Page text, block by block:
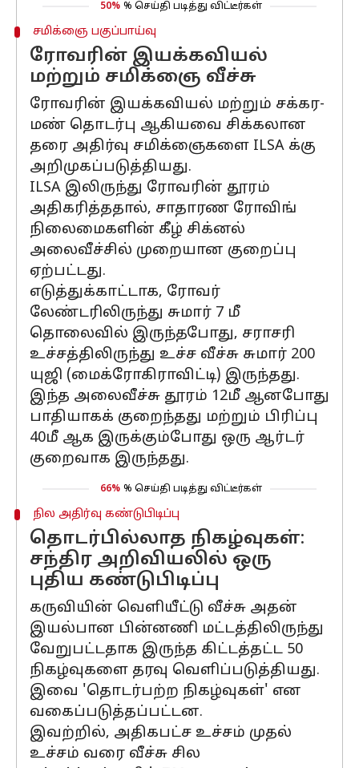
50% % செய்தி படித்து விட்டீர்கள்
சமிக்ஞை பகுப்பாய்வு
ரோவரின் இயக்கவியல்
மற்றும் சமிக்ஞை வீச்சு
ரோவரின் இயக்கவியல் மற்றும் சக்கர-
மண் தொடர்பு ஆகியவை சிக்கலான
தரை அதிர்வு சமிக்ஞைகளை ILSA க்கு
அறிமுகப்படுத்தியது.
ILSA இலிருந்து ரோவரின் தூரம்
அதிகரித்ததால், சாதாரண ரோவிங்
நிலைமைகளின் கீழ் சிக்னல்
அலைவீச்சில் முறையான குறைப்பு
ஏற்பட்டது.
எடுத்துக்காட்டாக, ரோவர்
லேண்டரிலிருந்து சுமார் 7 மீ
தொலைவில் இருந்தபோது, ​​சராசரி
உச்சத்திலிருந்து உச்ச வீச்சு சுமார் 200
யுஜி (மைக்ரோகிராவிட்டி) இருந்தது.
இந்த அலைவீச்சு தூரம் 12மீ ஆனபோது
பாதியாகக் குறைந்தது மற்றும் பிரிப்பு
40மீ ஆக இருக்கும்போது ஒரு ஆர்டர்
குறைவாக இருந்தது.
66% % செய்தி படித்து விட்டீர்கள்
நில அதிர்வு கண்டுபிடிப்பு
தொடர்பில்லாத நிகழ்வுகள்:
சந்திர அறிவியலில் ஒரு
புதிய கண்டுபிடிப்பு
கருவியின் வெளியீட்டு வீச்சு அதன்
இயல்பான பின்னணி மட்டத்திலிருந்து
வேறுபட்டதாக இருந்த கிட்டத்தட்ட 50
நிகழ்வுகளை தரவு வெளிப்படுத்தியது.
இவை 'தொடர்பற்ற நிகழ்வுகள்' என
வகைப்படுத்தப்பட்டன.
இவற்றில், அதிகபட்ச உச்சம் முதல்
உச்சம் வரை வீச்சு சில